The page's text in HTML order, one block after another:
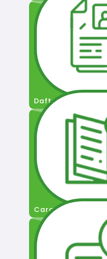
Daftar Pengguna
Cara Permohonan